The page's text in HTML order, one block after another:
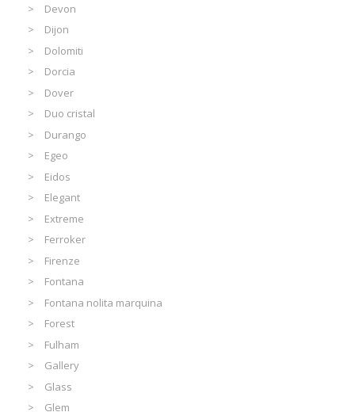
Devon
Dijon
Dolomiti
Dorcia
Dover
Duo cristal
Durango
Egeo
Eidos
Elegant
Extreme
Ferroker
Firenze
Fontana
Fontana nolita marquina
Forest
Fulham
Gallery
Glass
Glem